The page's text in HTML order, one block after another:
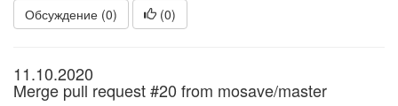
Обсуждение (0)
(0)
11.10.2020
Merge pull request #20 from mosave/master